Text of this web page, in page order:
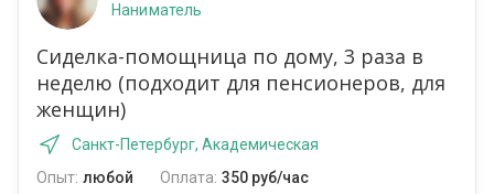
Наниматель
Сиделка-помощница по дому, 3 раза в
неделю (подходит для пенсионеров, для
женщин)
Санкт-Петербург, Академическая
Опыт: любой Оплата: 350 руб/час